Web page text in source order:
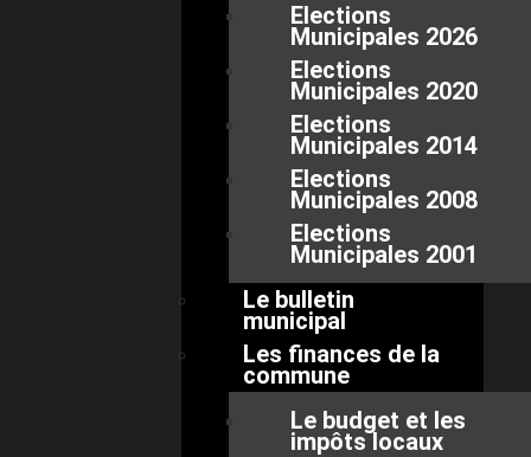
Elections
Municipales 2026
Elections
Municipales 2020
Elections
Municipales 2014
Elections
Municipales 2008
Elections
Municipales 2001
Le bulletin
municipal
Les finances de la
commune
Le budget et les
impôts locaux